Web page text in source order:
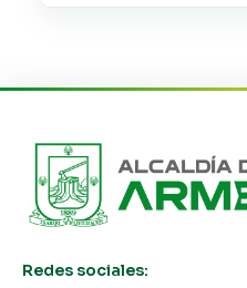
Redes sociales: